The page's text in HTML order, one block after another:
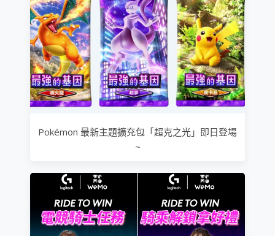
Pokémon 最新主題擴充包「超克之光」即日登場
~